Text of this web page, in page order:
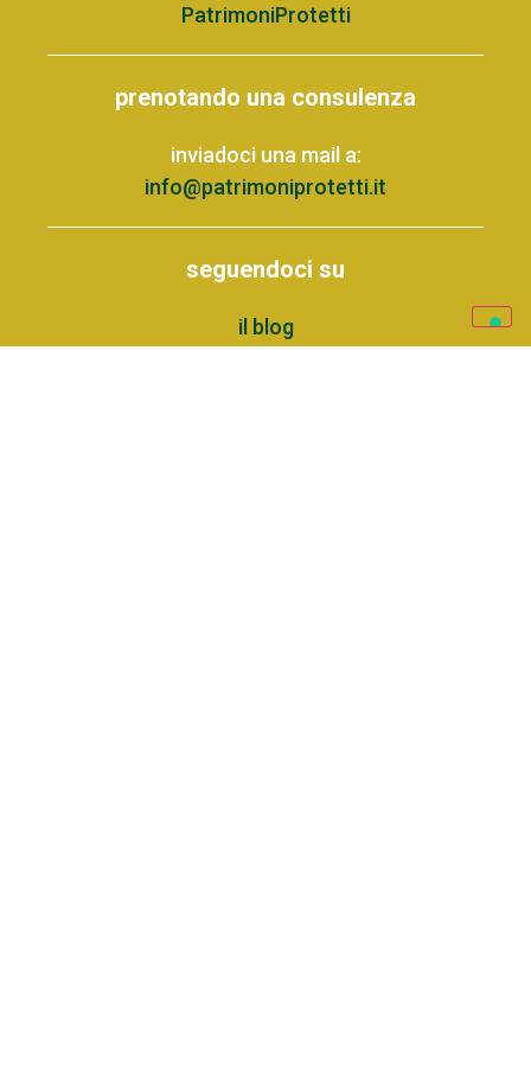
PatrimoniProtetti
prenotando una consulenza
inviadoci una mail a:
info@patrimoniprotetti.it
seguendoci su
il blog